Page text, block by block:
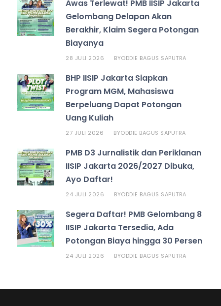
Awas Terlewat! PMB IISIP Jakarta
Gelombang Delapan Akan
Berakhir, Klaim Segera Potongan
Biayanya
28 JULI 2026 BYODDIE BAGUS SAPUTRA
BHP IISIP Jakarta Siapkan
Program MGM, Mahasiswa
Berpeluang Dapat Potongan
Uang Kuliah
27 JULI 2026 BYODDIE BAGUS SAPUTRA
PMB D3 Jurnalistik dan Periklanan
IISIP Jakarta 2026/2027 Dibuka,
Ayo Daftar!
24 JULI 2026 BYODDIE BAGUS SAPUTRA
Segera Daftar! PMB Gelombang 8
IISIP Jakarta Tersedia, Ada
Potongan Biaya hingga 30 Persen
24 JULI 2026 BYODDIE BAGUS SAPUTRA